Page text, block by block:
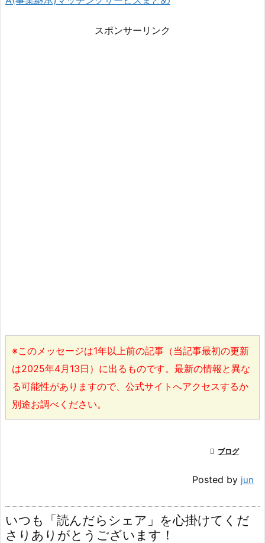
スポンサーリンク
※このメッセージは1年以上前の記事（当記事最初の更新
は2025年4月13日）に出るものです。最新の情報と異な
る可能性がありますので、公式サイトへアクセスするか
別途お調べください。
 ブログ
Posted by jun
いつも「読んだらシェア」を心掛けてくだ
さりありがとうございます！